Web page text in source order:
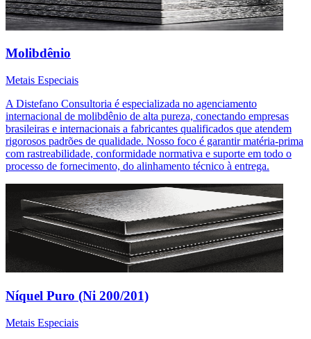
Molibdênio
Metais Especiais
A Distefano Consultoria é especializada no agenciamento
internacional de molibdênio de alta pureza, conectando empresas
brasileiras e internacionais a fabricantes qualificados que atendem
rigorosos padrões de qualidade. Nosso foco é garantir matéria-prima
com rastreabilidade, conformidade normativa e suporte em todo o
processo de fornecimento, do alinhamento técnico à entrega.
Níquel Puro (Ni 200/201)
Metais Especiais